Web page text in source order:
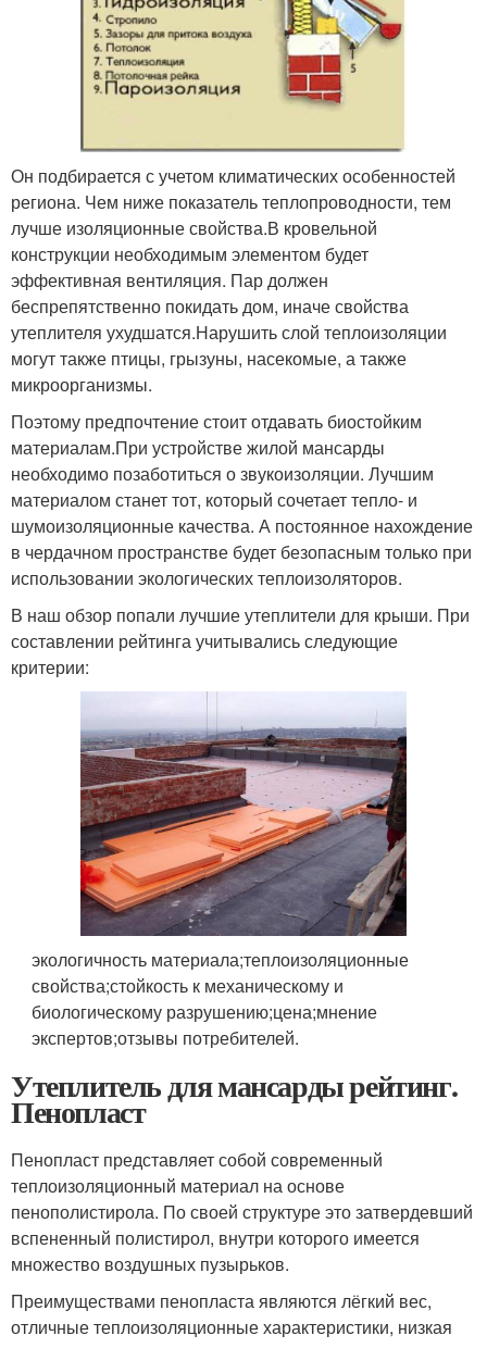
Он подбирается с учетом климатических особенностей
региона. Чем ниже показатель теплопроводности, тем
лучше изоляционные свойства.В кровельной
конструкции необходимым элементом будет
эффективная вентиляция. Пар должен
беспрепятственно покидать дом, иначе свойства
утеплителя ухудшатся.Нарушить слой теплоизоляции
могут также птицы, грызуны, насекомые, а также
микроорганизмы.
Поэтому предпочтение стоит отдавать биостойким
материалам.При устройстве жилой мансарды
необходимо позаботиться о звукоизоляции. Лучшим
материалом станет тот, который сочетает тепло- и
шумоизоляционные качества. А постоянное нахождение
в чердачном пространстве будет безопасным только при
использовании экологических теплоизоляторов.
В наш обзор попали лучшие утеплители для крыши. При
составлении рейтинга учитывались следующие
критерии:
экологичность материала;теплоизоляционные
свойства;стойкость к механическому и
биологическому разрушению;цена;мнение
экспертов;отзывы потребителей.
Утеплитель для мансарды рейтинг.
Пенопласт
Пенопласт представляет собой современный
теплоизоляционный материал на основе
пенополистирола. По своей структуре это затвердевший
вспененный полистирол, внутри которого имеется
множество воздушных пузырьков.
Преимуществами пенопласта являются лёгкий вес,
отличные теплоизоляционные характеристики, низкая